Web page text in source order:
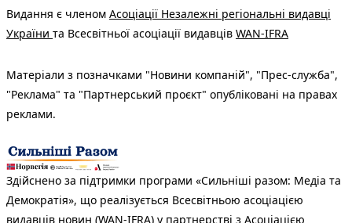
Видання є членом Асоціації Незалежні регіональні видавці
України та Всесвітньої асоціації видавців WAN-IFRA
Матеріали з позначками "Новини компаній", "Прес-служба",
"Реклама" та "Партнерський проєкт" опубліковані на правах
реклами.
Здійснено за підтримки програми «Сильніші разом: Медіа та
Демократія», що реалізується Всесвітньою асоціацією
видавців новин (WAN-IFRA) у партнерстві з Асоціацією